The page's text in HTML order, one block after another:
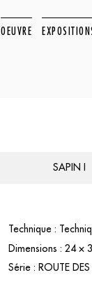
OEUVRE
SAPIN I
Technique :
Dimensions : 24 ×
Série : ROUTE